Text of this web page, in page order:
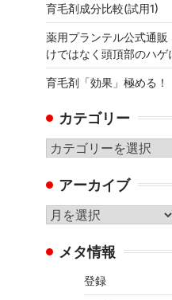
育毛剤成分比較(試用1)
薬用プランテル公式通
けではなく頭頂部のハ
育毛剤「効果」極める！
カテゴリー
カ
ゴ
リ
ー
アーカイブ
ア
カ メタ情報
登録